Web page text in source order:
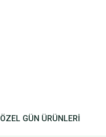
ÖZEL GÜN ÜRÜNLERİ